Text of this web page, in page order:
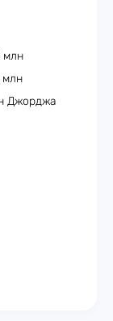
млн
млн
Джорджа